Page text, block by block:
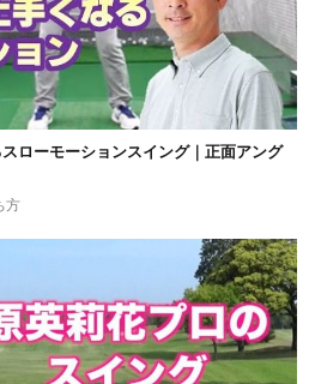
ローモーションスイング｜正面アング
方